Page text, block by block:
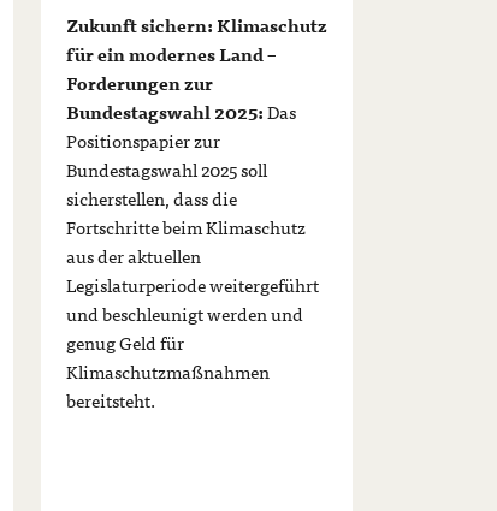
Zukunft sichern: Klimaschutz
für ein modernes Land –
Forderungen zur
Bundestagswahl 2025:Das
Positionspapier zur
Bundestagswahl 2025 soll
sicherstellen, dass die
Fortschritte beim Klimaschutz
aus der aktuellen
Legislaturperiode weitergeführt
und beschleunigt werden und
genug Geld für
Klimaschutzmaßnahmen
bereitsteht.